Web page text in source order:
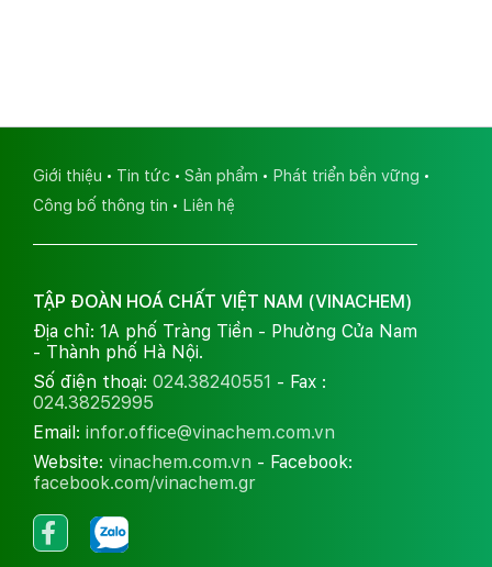
Giới thiệu Tin tức Sản phẩm
Phát triển bền vững
Công bố thông tin
Liên hệ
TẬP ĐOÀN HOÁ CHẤT VIỆT NAM (VINACHEM)
Địa chỉ: 1A phố Tràng Tiền - Phường Cửa Nam
- Thành phố Hà Nội.
Số điện thoại: 024.38240551 - Fax :
024.38252995
Email: infor.office@vinachem.com.vn
Website: vinachem.com.vn - Facebook:
facebook.com/vinachem.gr